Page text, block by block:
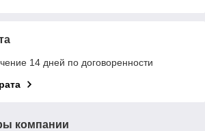
14 дней по договоренности
компании